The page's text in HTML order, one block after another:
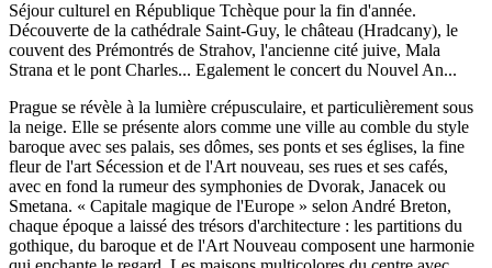
Séjour culturel en République Tchèque pour la fin d'année.
Découverte de la cathédrale Saint-Guy, le château (Hradcany), le
couvent des Prémontrés de Strahov, l'ancienne cité juive, Mala
Strana et le pont Charles... Egalement le concert du Nouvel An...
Prague se révèle à la lumière crépusculaire, et particulièrement sous
la neige. Elle se présente alors comme une ville au comble du style
baroque avec ses palais, ses dômes, ses ponts et ses églises, la fine
fleur de l'art Sécession et de l'Art nouveau, ses rues et ses cafés,
avec en fond la rumeur des symphonies de Dvorak, Janacek ou
Smetana. « Capitale magique de l'Europe » selon André Breton,
chaque époque a laissé des trésors d'architecture : les partitions du
gothique, du baroque et de l'Art Nouveau composent une harmonie